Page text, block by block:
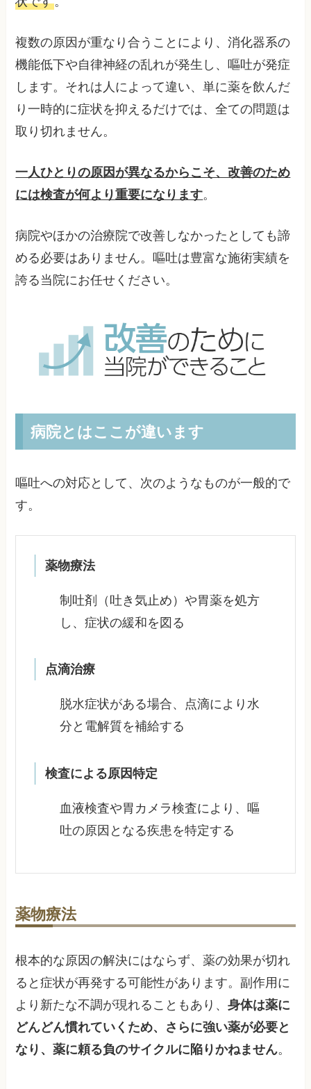
複数の原因が重なり合うことにより、消化器系の
機能低下や自律神経の乱れが発生し、嘔吐が発症
します。それは人によって違い、単に薬を飲んだ
り一時的に症状を抑えるだけでは、全ての問題は
取り切れません。
一人ひとりの原因が異なるからこそ、改善のため
には検査が何より重要になります。
病院やほかの治療院で改善しなかったとしても諦
める必要はありません。嘔吐は豊富な施術実績を
誇る当院にお任せください。
病院とはここが違います
嘔吐への対応として、次のようなものが一般的で
す。
薬物療法
制吐剤（吐き気止め）や胃薬を処方
し、症状の緩和を図る
点滴治療
脱水症状がある場合、点滴により水
分と電解質を補給する
検査による原因特定
血液検査や胃カメラ検査により、嘔
吐の原因となる疾患を特定する
薬物療法
根本的な原因の解決にはならず、薬の効果が切れ
ると症状が再発する可能性があります。副作用に
より新たな不調が現れることもあり、身体は薬に
どんどん慣れていくため、さらに強い薬が必要と
なり、薬に頼る負のサイクルに陥りかねません。